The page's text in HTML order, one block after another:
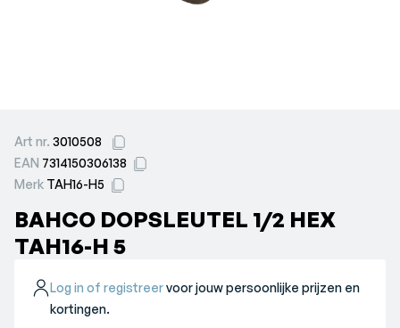
Art nr. 3010508
EAN 7314150306138
Merk TAH16-H5
BAHCO DOPSLEUTEL 1/2 HEX
TAH16-H 5
Log in of registreervoor jouw persoonlijke prijzen en
kortingen.